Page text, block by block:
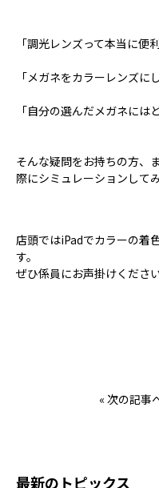
「調光レンズって本当に便
「メガネをカラーレンズに
「自分の選んだメガネには
そんな疑問をお持ちの方、
際にシミュレーションして
店頭ではiPadでカラーの着
す。
ぜひ係員にお声掛けください
« 次の記事
最新のトピックス